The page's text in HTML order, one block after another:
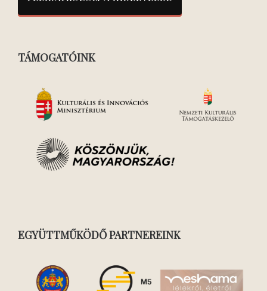
TÁMOGATÓINK
EGYÜTTMŰKÖDŐ PARTNEREINK